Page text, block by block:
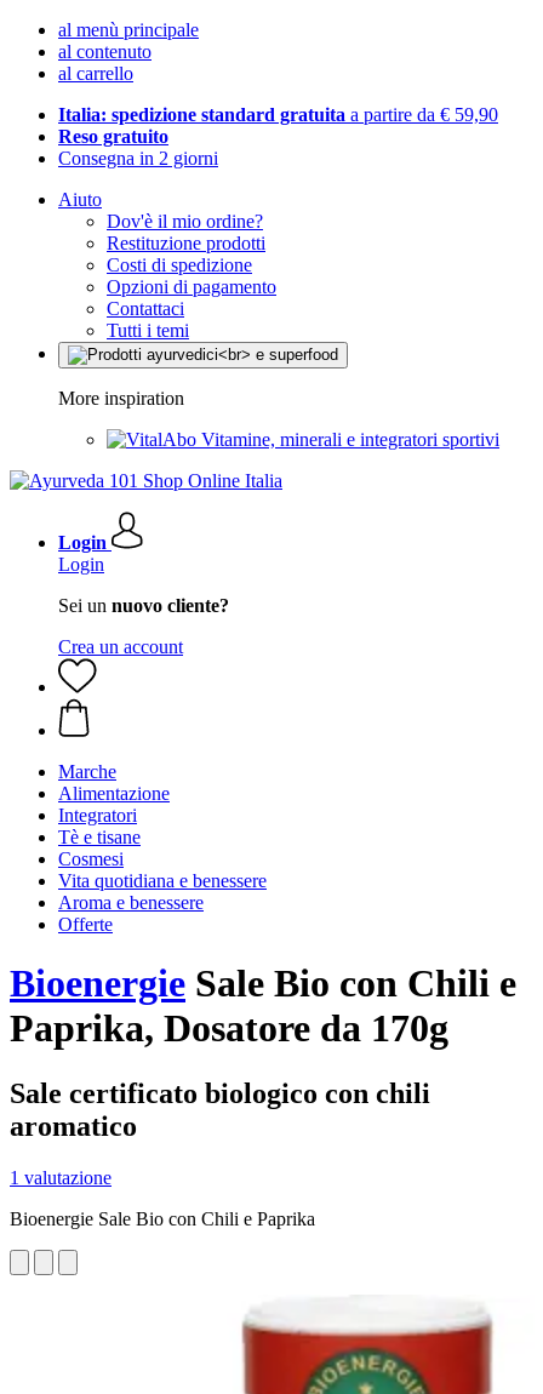
al menù principale
al contenuto
al carrello
Italia: spedizione standard gratuita a partire da € 59,90
Reso gratuito
Consegna in 2 giorni
Aiuto
Dov'è il mio ordine?
Restituzione prodotti
Costi di spedizione
Opzioni di pagamento
Contattaci
Tutti i temi
More inspiration
Vitamine, minerali e integratori sportivi
Login
Login
Sei un nuovo cliente?
Crea un account
Marche
Alimentazione
Integratori
Tè e tisane
Cosmesi
Vita quotidiana e benessere
Aroma e benessere
Offerte
Bioenergie Sale Bio con Chili e
Paprika, Dosatore da 170g
Sale certificato biologico con chili
aromatico
1 valutazione
Bioenergie Sale Bio con Chili e Paprika